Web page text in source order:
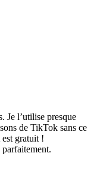
Je l’utilise presque
de TikTok sans ce
gratuit !